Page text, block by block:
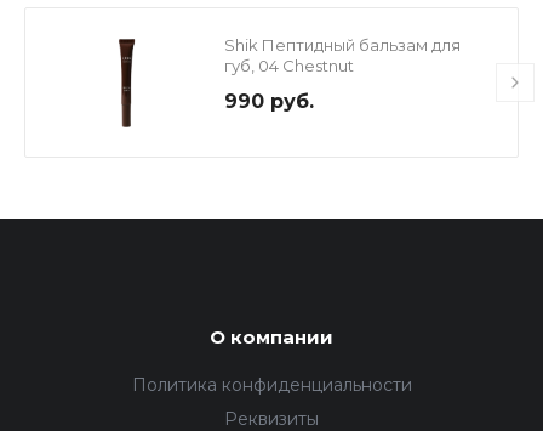
Shik Пептидный бальзам для
губ, 04 Chestnut
990 руб.
О компании
Политика конфиденциальности
Реквизиты